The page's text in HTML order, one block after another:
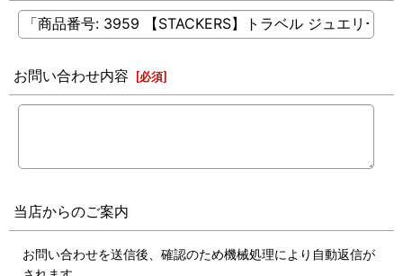
お問い合わせ内容 [必須]
当店からのご案内
お問い合わせを送信後、確認のため機械処理により自動返信が